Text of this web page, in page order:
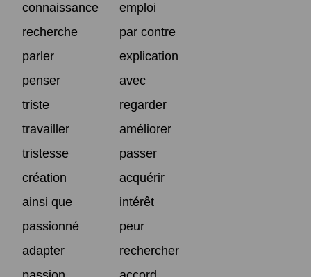
connaissance
emploi
recherche
par contre
parler
explication
penser
avec
triste
regarder
travailler
améliorer
tristesse
passer
création
acquérir
ainsi que
intérêt
passionné
peur
adapter
rechercher